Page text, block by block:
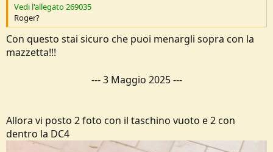
Vedi l'allegato 269035
Roger?
Con questo stai sicuro che puoi menargli sopra con la
mazzetta!!!
---3 Maggio 2025---
Allora vi posto 2 foto con il taschino vuoto e 2 con
dentro la DC4